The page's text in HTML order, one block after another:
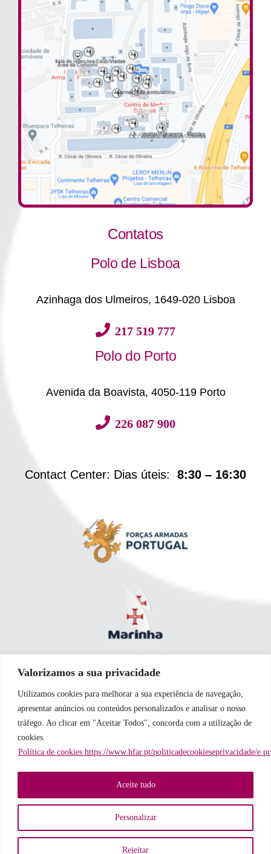
Valorizamos a sua privacidade
Utilizamos cookies para melhorar a sua experiência de navegação,
apresentar anúncios ou conteúdos personalizados e analisar o nosso
tráfego. Ao clicar em "Aceitar Todos", concorda com a utilização de
cookies.
Política de cookies https://www.hfar.pt/politicadecookieseprivacidade/e
Personalizar
Rejeitar
Aceite tudo
Contatos
Polo de Lisboa
Azinhaga dos Ulmeiros, 1649-020 Lisboa
217 519 777
Polo do Porto
Avenida da Boavista, 4050-119 Porto
226 087 900
Contact Center: Dias úteis: 8:30 – 16:30